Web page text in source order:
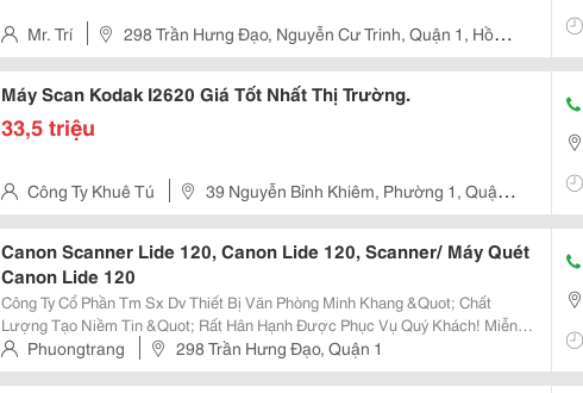
Mr. Trí
298 Trần Hưng Đạo, Nguyễn Cư Trinh, Quận 1, Hồ
Chí Minh, Việt Nam
Máy Scan Kodak I2620 Giá Tốt Nhất Thị Trường.
33,5 triệu
Công Ty Khuê Tú
39 Nguyễn Bỉnh Khiêm, Phường 1, Quận
Gò Vấp
Canon Scanner Lide 120, Canon Lide 120, Scanner/ Máy Quét
Canon Lide 120
Công Ty Cổ Phần Tm Sx Dv Thiết Bị Văn Phòng Minh Khang &Quot; Chất
Lượng Tạo Niềm Tin &Quot; Rất Hân Hạnh Được Phục Vụ Quý Khách! Miễn
Phí : Giao Hàng Tận Nơi. Hỗ Trợ: : Lắp Đặt, Hướng Dẫn Cách Sử Dụng Tận
Nơi. Đặc Biệt : Bảo Hành Tận
Phuongtrang 298 Trần Hưng Đạo, Quận 1